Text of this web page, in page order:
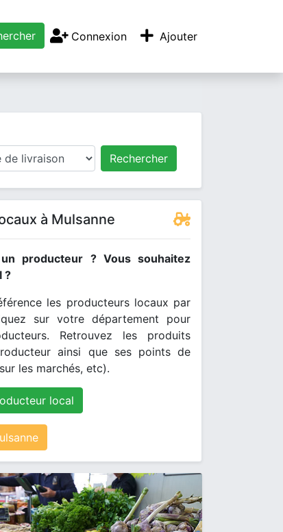
Connexion Ajouter
Rechercher
à Mulsanne
producteur ? Vous souhaitez
?
les producteurs locaux par
sur votre département pour
Retrouvez les produits
ainsi que ses points de
les marchés, etc).
local